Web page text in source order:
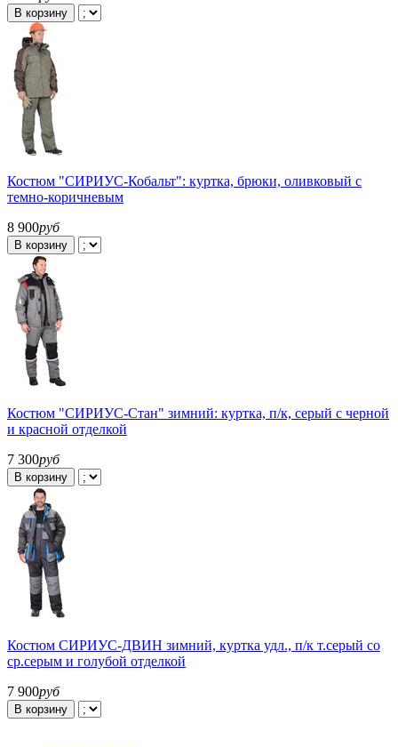
В корзину
Костюм "СИРИУС-Кобальт": куртка, брюки, оливковый с
темно-коричневым
8 900руб
В корзину
Костюм "СИРИУС-Стан" зимний: куртка, п/к, серый с черной
и красной отделкой
7 300руб
В корзину
Костюм СИРИУС-ДВИН зимний, куртка удл., п/к т.серый со
ср.серым и голубой отделкой
7 900руб
В корзину